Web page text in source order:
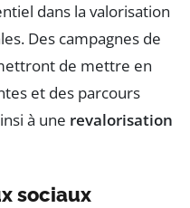
dans la valorisation
Des campagnes de
de mettre en
et des parcours
à une revalorisation
sociaux